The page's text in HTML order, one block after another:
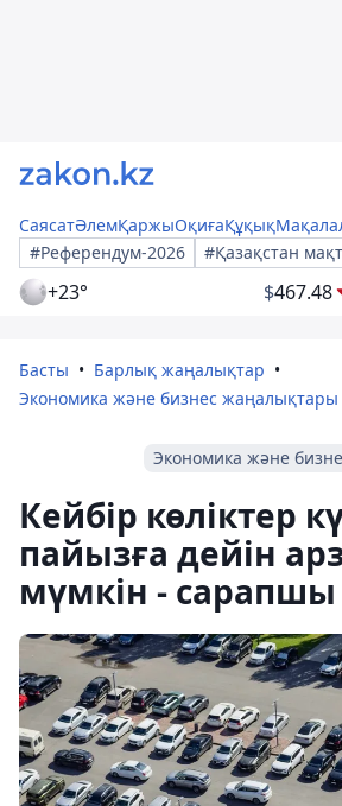
СаясатӘлемҚаржыОқиғаҚұқық
#Референдум-2026
#Қазақстан
+23° $467.48
Басты
Барлық жаңалықтар
Экономика және бизнес жаңалықтары
Экономика және
Кейбір көліктер
пайызға дейін
мүмкін -